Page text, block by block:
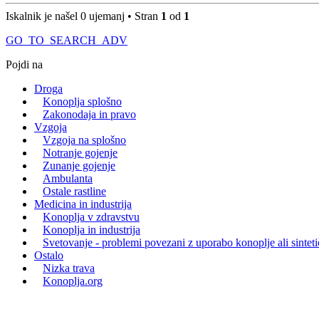
Iskalnik je našel 0 ujemanj • Stran 1 od 1
GO_TO_SEARCH_ADV
Pojdi na
Droga
Konoplja splošno
Zakonodaja in pravo
Vzgoja
Vzgoja na splošno
Notranje gojenje
Zunanje gojenje
Ambulanta
Ostale rastline
Medicina in industrija
Konoplja v zdravstvu
Konoplja in industrija
Svetovanje - problemi povezani z uporabo konoplje ali
Ostalo
Nizka trava
Konoplja.org